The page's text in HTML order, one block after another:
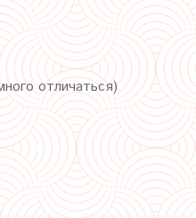
отличаться)